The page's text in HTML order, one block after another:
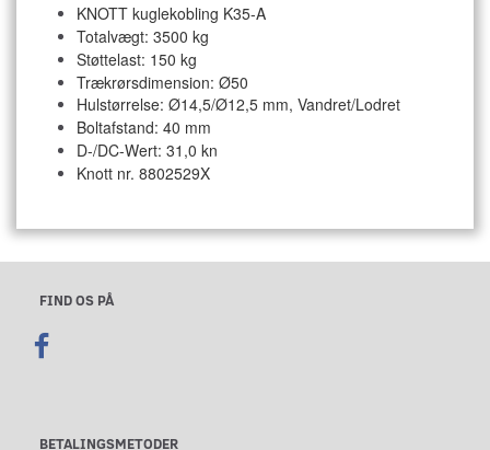
KNOTT kuglekobling K35-A
Totalvægt: 3500 kg
Støttelast: 150 kg
Trækrørsdimension: Ø50
Hulstørrelse: Ø14,5/Ø12,5 mm, Vandret/Lodret
Boltafstand: 40 mm
D-/DC-Wert: 31,0 kn
Knott nr. 8802529X
FIND OS PÅ
BETALINGSMETODER